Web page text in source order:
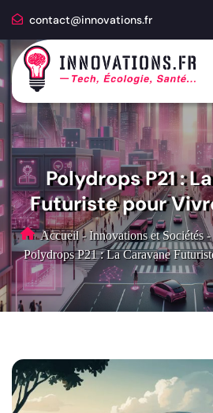
contact@innovations.fr
Polydrops P21 :
Futuriste pour
Accueil - Innovations et Sociétés -
Polydrops P21 : La Caravane